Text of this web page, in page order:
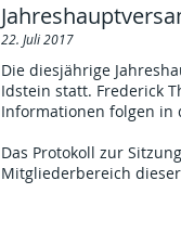
22. Juli 2017
Die diesjährige
Idstein statt. Frederick
Informationen folgen in
Das Protokoll zur
Mitgliederbereich